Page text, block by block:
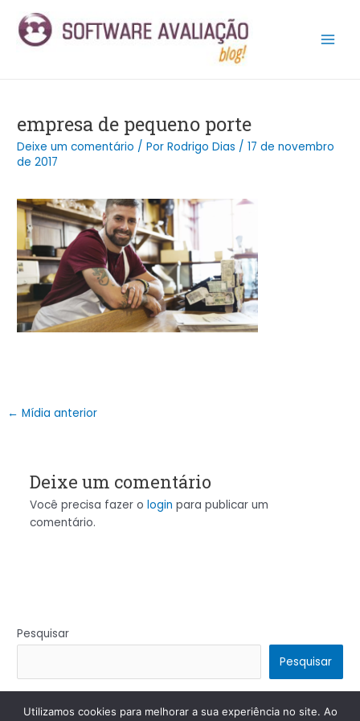
para
empresa de pequeno porte
Deixe um comentário / PorRodrigo Dias /17 de novembro
de 2017
navigation
← Mídia anterior
Deixe um comentário
Você precisa fazer o login para publicar um
comentário.
Pesquisar
Pesquisar
Utilizamos cookies para melhorar a sua experiência no site. Ao